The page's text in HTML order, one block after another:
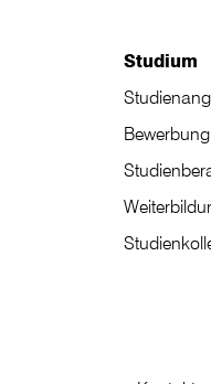
Studium
Bewerbung